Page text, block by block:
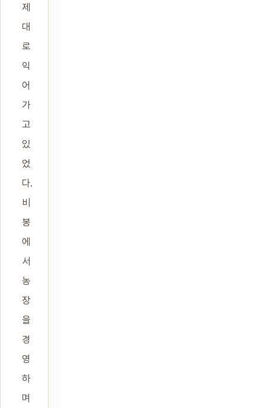
제
대
로
익
어
가
고
있
었
다.
비
봉
에
서
농
장
을
경
영
하
며